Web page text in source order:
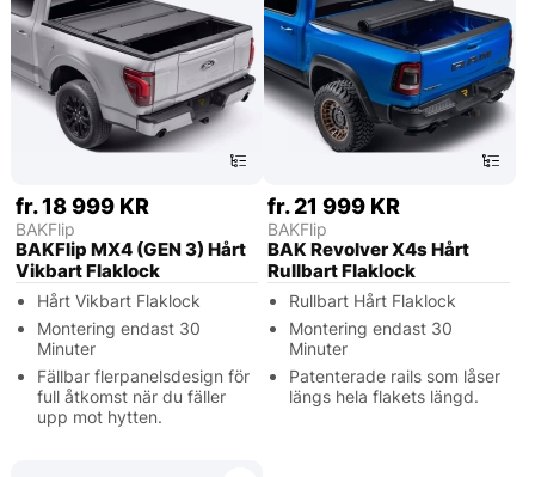
fr. 18 999 KR
BAKFlip
BAKFlip MX4 (GEN 3) Hårt
Vikbart Flaklock
Hårt Vikbart Flaklock
Montering endast 30
Minuter
Fällbar flerpanelsdesign för
full åtkomst när du fäller
upp mot hytten.
fr. 21 999 KR
BAKFlip
BAK Revolver X4s Hårt
Rullbart Flaklock
Rullbart Hårt Flaklock
Montering endast 30
Minuter
Patenterade rails som låser
längs hela flakets längd.